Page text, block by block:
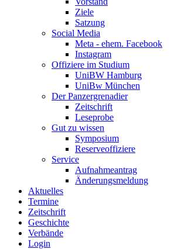
Ziele
Satzung
Social Media
Meta - ehem. Facebook
Instagram
Offiziere im Studium
UniBW Hamburg
UniBw München
Der Panzergrenadier
Zeitschrift
Leseprobe
Gut zu wissen
Symposium
Reserveoffiziere
Service
Aufnahmeantrag
Änderungsmeldung
Aktuelles
Termine
Zeitschrift
Geschichte
Verbände
Login